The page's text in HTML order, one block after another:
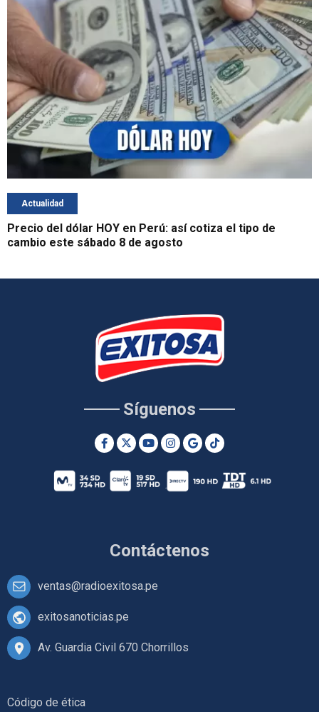
Actualidad
Precio del dólar HOY en Perú: así cotiza el tipo de
cambio este sábado 8 de agosto
Contáctenos
ventas@radioexitosa.pe
exitosanoticias.pe
Av. Guardia Civil 670 Chorrillos
Síguenos
Código de ética